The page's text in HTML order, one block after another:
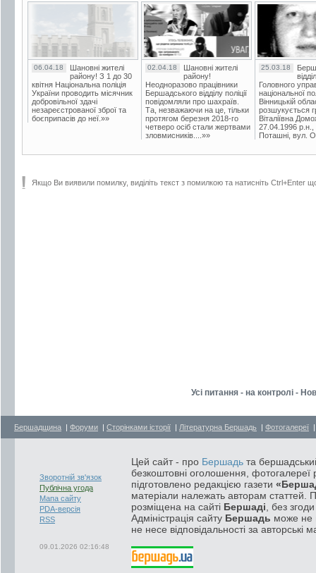
06.04.18
Шановні жителі
району! З 1 до 30
квітня Національна поліція
України проводить місячник
добровільної здачі
незареєстрованої зброї та
боєприпасів до неї.»»
02.04.18
Шановні жителі
району!
Неодноразово працівники
Бершадського відділу поліції
повідомляли про шахраїв.
Та, незважаючи на це, тільки
протягом березня 2018-го
четверо осіб стали жертвами
зловмисників....»»
25.03.18
Головного
національної
Вінницькій
розшукується
Віталіївна
27.04.1996 р.н.,
Поташні, вул.
Якщо Ви виявили помилку, виділіть текст з помилкою та натисніть Ctrl+Enter
Усі питання - на контролі -
Бершадщина | Форуми | Сторінками історії | Літературна Бершадь | Фотогалереї
Зворотній зв'язок
Публічна угода
Мапа сайту
PDA-версія
RSS
09.01.2026 02:16:48
Цей сайт - про Бершадь та
безкоштовні оголошення, фотогалереї
підготовлено редакцією газети
матеріали належать авторам статтей.
розміщена на сайті Бершаді , без
Адміністрація сайту Бершадь може не
не несе відповідальності за авторські